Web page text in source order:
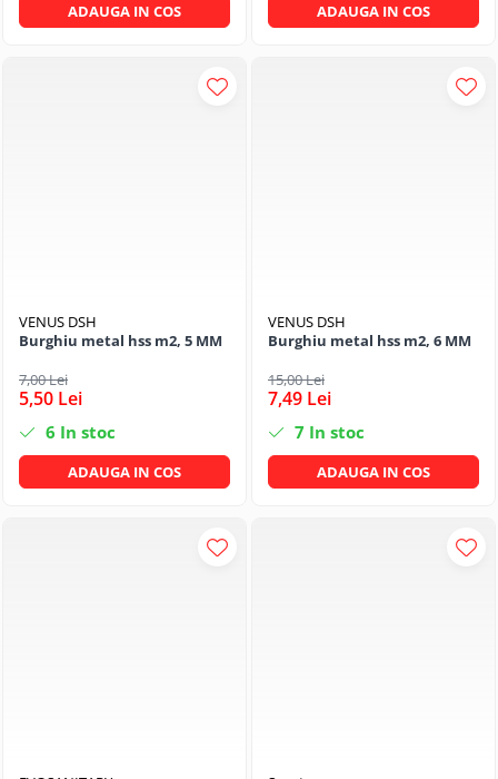
ADAUGA IN COS ADAUGA IN COS
VENUS DSH
Burghiu metal hss m2, 5 MM
7,00 Lei
5,50 Lei
6 In stoc
ADAUGA IN COS
VENUS DSH
Burghiu metal hss m2, 6 MM
15,00 Lei
7,49 Lei
7 In stoc
ADAUGA IN COS